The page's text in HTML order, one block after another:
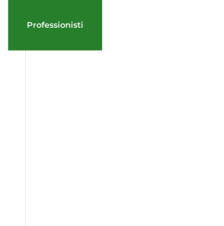
Professionisti